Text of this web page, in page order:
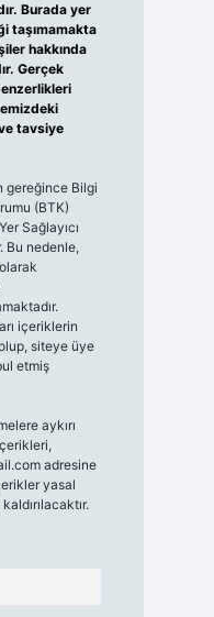
Burada yer
taşımamakta
hakkında
Gerçek
tavsiye
gereğince Bilgi
(BTK)
Sağlayıcı
Bu nedenle,
içeriklerin
siteye üye
etmiş
aykırı
adresine
yasal